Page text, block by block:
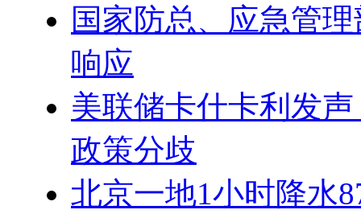
国家防总、应急管
响应
美联储卡什卡利发
政策分歧
北京一地1小时降水